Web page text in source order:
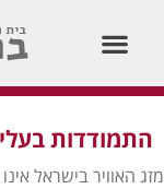
התמודדות
מזג האוויר בישראל